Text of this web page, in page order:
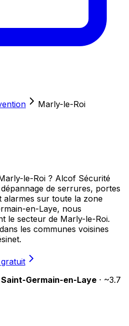
Marly-le-Roi
le-Roi ? Alcof Sécurité
de serrures, portes
sur toute la zone
en-Laye, nous
le secteur de Marly-le-Roi.
les communes voisines
Saint-Germain-en-Laye · ~3.7